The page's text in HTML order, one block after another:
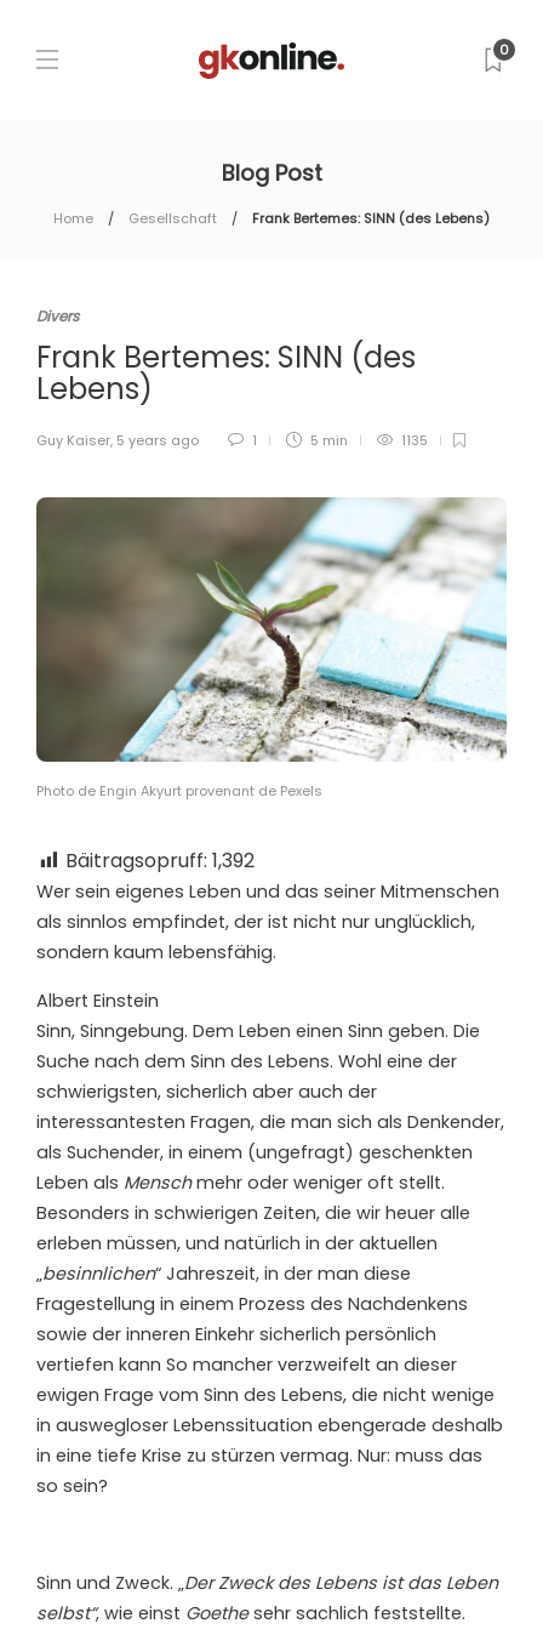
0
Blog Post
Home Gesellschaft Frank Bertemes: SINN (des Lebens)
Divers
Frank Bertemes: SINN (des
Lebens)
Guy Kaiser, 5 years ago 1 5 min 1135
Photo de Engin Akyurt provenant de Pexels
Bäitragsopruff: 1,392
Wer sein eigenes Leben und das seiner Mitmenschen
als sinnlos empfindet, der ist nicht nur unglücklich,
sondern kaum lebensfähig.
Albert Einstein
Sinn, Sinngebung. Dem Leben einen Sinn geben. Die
Suche nach dem Sinn des Lebens. Wohl eine der
schwierigsten, sicherlich aber auch der
interessantesten Fragen, die man sich als Denkender,
als Suchender, in einem (ungefragt) geschenkten
Leben als Menschmehr oder weniger oft stellt.
Besonders in schwierigen Zeiten, die wir heuer alle
erleben müssen, und natürlich in der aktuellen
„besinnlichen“ Jahreszeit, in der man diese
Fragestellung in einem Prozess des Nachdenkens
sowie der inneren Einkehr sicherlich persönlich
vertiefen kann So mancher verzweifelt an dieser
ewigen Frage vom Sinn des Lebens, die nicht wenige
in auswegloser Lebenssituation ebengerade deshalb
in eine tiefe Krise zu stürzen vermag. Nur: muss das
so sein?
Sinn und Zweck. „Der Zweck des Lebens ist das Leben
selbst“, wie einst Goethesehr sachlich feststellte.